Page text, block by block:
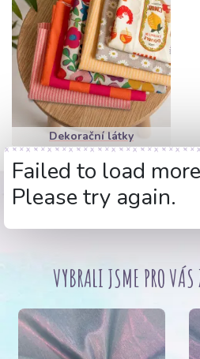
Dekorační látky
VYBRALI JSME PRO
Failed to load
Please try again.